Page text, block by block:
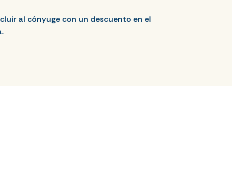
al cónyuge con un descuento en el